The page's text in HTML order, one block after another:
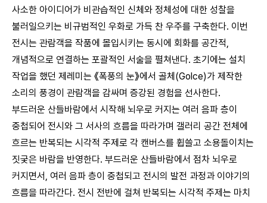
사소한 아이디어가 비관습적인 신체와 정체성에 대한 성찰을
불러일으키는 비규범적인 우화로 가득 찬 우주를 구축한다. 이번
전시는 관람객을 작품에 몰입시키는 동시에 회화를 공간적,
개념적으로 연결하는 포괄적인 서술을 펼쳐낸다. 초기에는 설치
작업을 했던 제레미는 《폭풍의 눈》에서 골체(Golce)가 제작한
소리의 풍경이 관람객을 감싸며 증강된 경험을 선사한다.
부드러운 산들바람에서 시작해 뇌우로 커지는 여러 음파 층이
중첩되어 전시와 그 서사의 흐름을 따라가며 갤러리 공간 전체에
흐르는 반복되는 시각적 주제로 각 캔버스를 휩쓸고 소용돌이치는
짓궂은 바람을 반영한다. 부드러운 산들바람에서 점차 뇌우로
커지면서, 여러 음파 층이 중첩되고 전시의 발전 과정과 이야기의
흐름을 따라간다. 전시 전반에 걸쳐 반복되는 시각적 주제는 마치